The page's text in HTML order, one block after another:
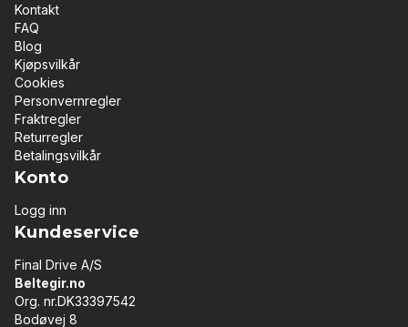
Kontakt
FAQ
Blog
Kjøpsvilkår
Cookies
Personvernregler
Fraktregler
Returregler
Betalingsvilkår
Konto
Logg inn
Kundeservice
Final Drive A/S
Beltegir.no
Org. nr.DK33397542
Bodøvej 8